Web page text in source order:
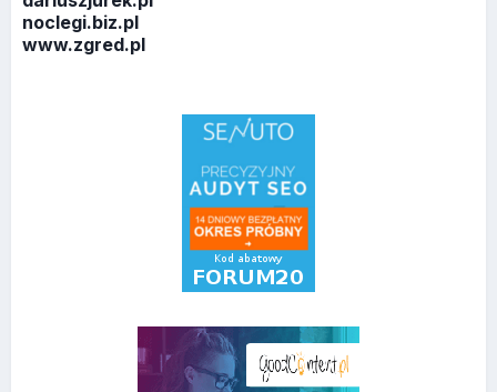
noclegi.biz.pl
www.zgred.pl